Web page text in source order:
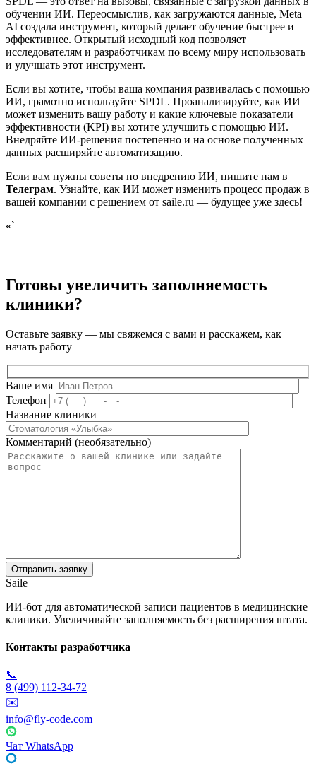
обучении ИИ. Переосмыслив, как загружаются данные, Meta
AI создала инструмент, который делает обучение быстрее и
эффективнее. Открытый исходный код позволяет
исследователям и разработчикам по всему миру использовать
и улучшать этот инструмент.
Если вы хотите, чтобы ваша компания развивалась с помощью
ИИ, грамотно используйте SPDL. Проанализируйте, как ИИ
может изменить вашу работу и какие ключевые показатели
эффективности (KPI) вы хотите улучшить с помощью ИИ.
Внедряйте ИИ-решения постепенно и на основе полученных
данных расширяйте автоматизацию.
Если вам нужны советы по внедрению ИИ, пишите нам в
Телеграм. Узнайте, как ИИ может изменить процесс продаж в
вашей компании с решением от saile.ru — будущее уже здесь!
«`
Готовы увеличить заполняемость
клиники?
Оставьте заявку — мы свяжемся с вами и расскажем, как
начать работу
Ваше имя
Телефон
Название клиники
Комментарий (необязательно)
Saile
ИИ-бот для автоматической записи пациентов в медицинские
клиники. Увеличивайте заполняемость без расширения штата.
Контакты разработчика
📞
8 (499) 112-34-72
✉️
info@fly-code.com
Чат WhatsApp